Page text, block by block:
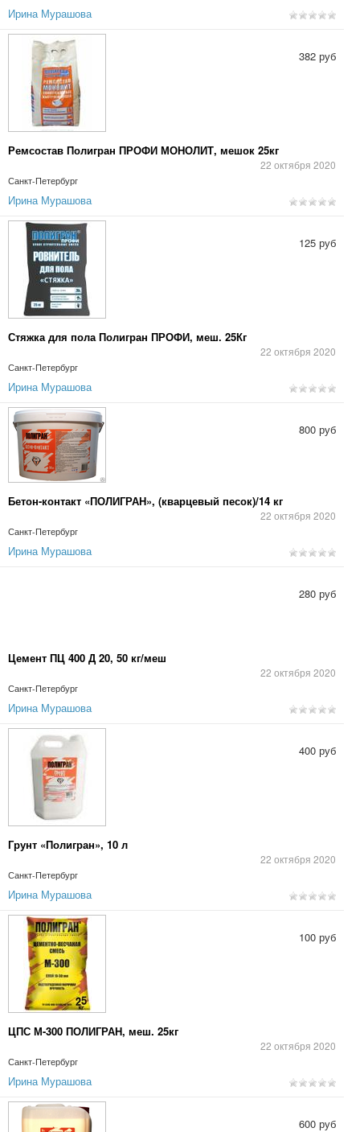
Ирина Мурашова
Ремсостав Полигран ПРОФИ МОНОЛИТ, мешок 25кг
22 октября 2020
Санкт-Петербург
382 руб
Ирина Мурашова
Стяжка для пола Полигран ПРОФИ, меш. 25Кг
22 октября 2020
Санкт-Петербург
125 руб
Ирина Мурашова
Бетон-контакт «ПОЛИГРАН», (кварцевый песок)/14 кг
22 октября 2020
Санкт-Петербург
800 руб
Ирина Мурашова
Цемент ПЦ 400 Д 20, 50 кг/меш
22 октября 2020
Санкт-Петербург
280 руб
Ирина Мурашова
Грунт «Полигран», 10 л
22 октября 2020
Санкт-Петербург
400 руб
Ирина Мурашова
ЦПС М-300 ПОЛИГРАН, меш. 25кг
22 октября 2020
Санкт-Петербург
100 руб
Ирина Мурашова
600 руб